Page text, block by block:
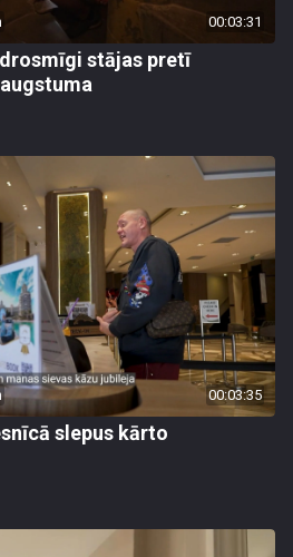
00:03:31
stājas pretī
00:03:35
slepus kārto